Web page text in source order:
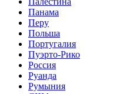
Панама
Перу
Польша
Португалия
Пуэрто-Рико
Россия
Руанда
Румыния